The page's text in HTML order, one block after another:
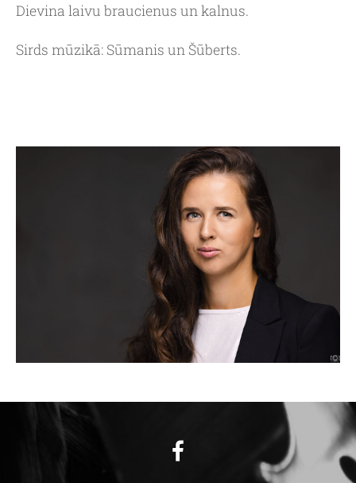
Dievina laivu braucienus un kalnus.
Sirds mūzikā: Sūmanis un Šūberts.